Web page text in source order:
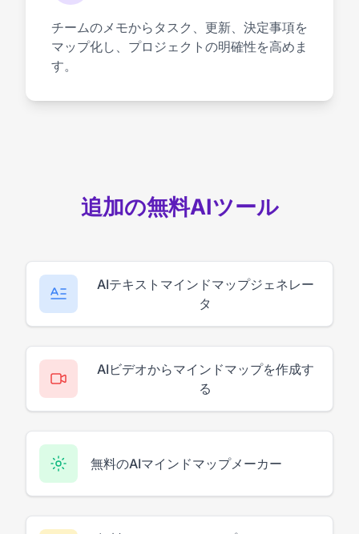
チームのメモからタスク、更新、決定事項を
マップ化し、プロジェクトの明確性を高めま
す。
追加の無料AIツール
AIテキストマインドマップジェネレー
タ
AIビデオからマインドマップを作成す
る
無料のAIマインドマップメーカー